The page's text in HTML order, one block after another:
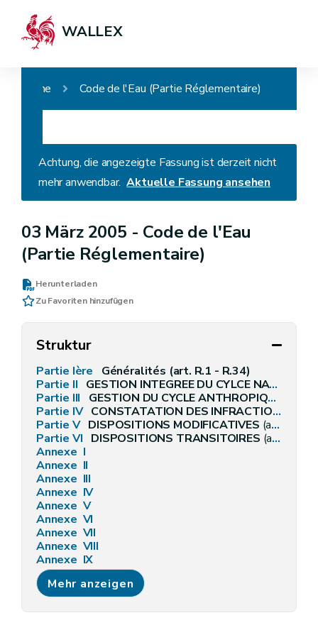
WALLEX
Home Code de l'Eau (Partie Réglementaire)
Achtung, die angezeigte Fassung ist derzeit nicht
mehr anwendbar. Aktuelle Fassung ansehen
03 März 2005 - Code de l'Eau
(Partie Réglementaire)
Herunterladen
Zu Favoriten hinzufügen
Struktur
Partie Ière
Généralités (art. R.1 - R.34)
Partie II GESTION INTEGREE DU CYLCE NATUREL DE L'EAU
Partie III
GESTION DU CYCLE ANTHROPIQUE DE L'EAU
Partie IV CONSTATATION DES INFRACTIONS ET SANCTIONS
Partie V DISPOSITIONS MODIFICATIVES (art. R. 457)
Partie VI DISPOSITIONS TRANSITOIRES (art. R. 458 - art. R.468)
Annexe I
Annexe II
Annexe III
Annexe IV
Annexe V
Annexe VI
Annexe VII
Annexe VIII
Annexe IX
Annexe X
Annexe [Xbis
Mehr anzeigen